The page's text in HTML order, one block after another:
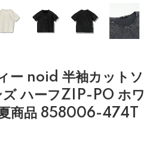
ー noid 半袖カットソ
ハーフZIP-PO ホワ
商品 858006-474T